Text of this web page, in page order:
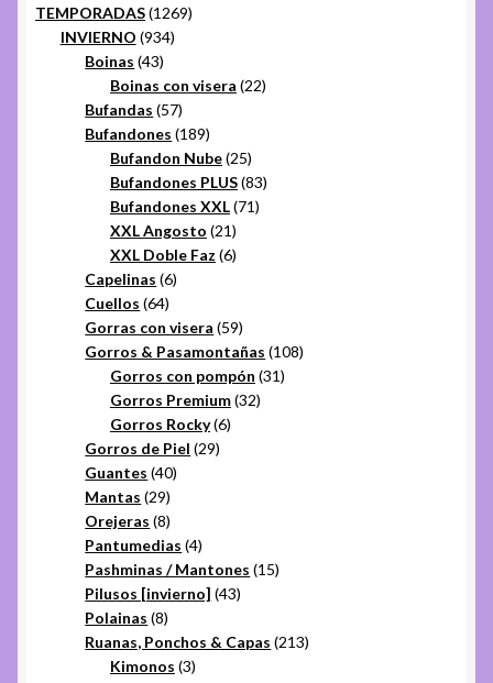
TEMPORADAS 12691269
INVIERNO 934934
Boinas 4343
productos
Boinas con visera 2222
Bufandas 5757
productos
Bufandones 189189
productos
Bufandon Nube 2525
productos
Bufandones PLUS 8383
Bufandones XXL 7171
XXL Angosto 2121
productos
XXL Doble Faz 66
Capelinas 66
Cuellos 6464
productos
Gorras con visera 5959
productos
Gorros & Pasamontañas 108108
Gorros con pompón 3131
Gorros Premium 3232
Gorros Rocky 66
Gorros de Piel 2929
Guantes 4040
Mantas 2929
productos
Orejeras 88
productos
Pantumedias 44
productos
Pashminas / Mantones 1515
Pilusos [invierno] 4343
Polainas 88
productos
Ruanas, Ponchos & Capas 213213
Kimonos 33